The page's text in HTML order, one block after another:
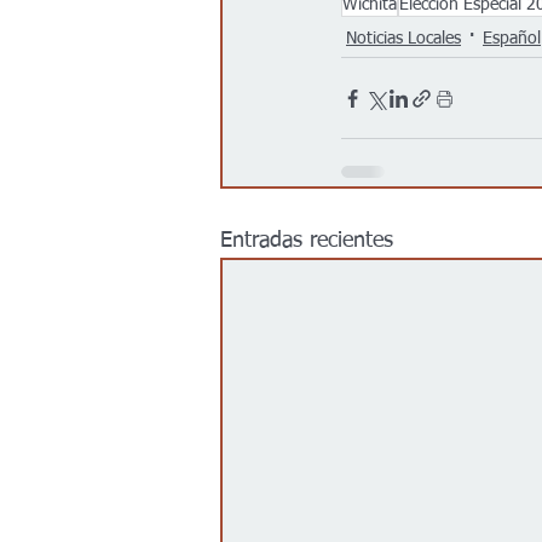
Wichita Elección Especial
Noticias Locales
Español
Entradas recientes